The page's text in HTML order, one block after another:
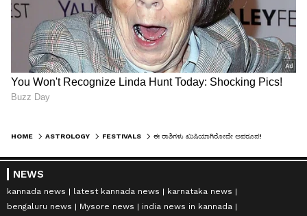
HOME ASTROLOGY FESTIVALS ಈ ರಾಶಿಗಳು ಖುಷಿಯಾಗಿರೋದೇ ಅಪರೂಪ!
NEWS
kannada news latest kannada news
karnataka news
bengaluru news
Mysore news
india news in kannada